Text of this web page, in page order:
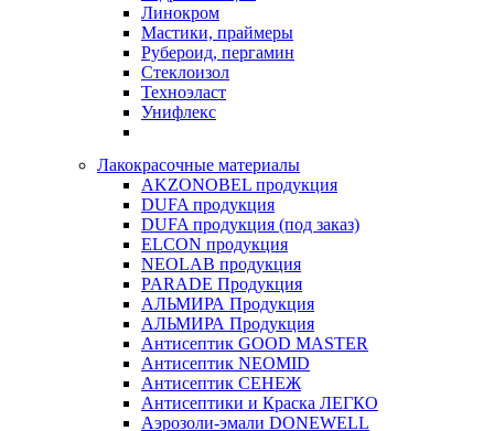
Линокром
Мастики, праймеры
Рубероид, пергамин
Стеклоизол
Техноэласт
Унифлекс
Лакокрасочные материалы
AKZONOBEL продукция
DUFA продукция
DUFA продукция (под заказ)
ELCON продукция
NEOLAB продукция
PARADE Продукция
АЛЬМИРА Продукция
АЛЬМИРА Продукция
Антисептик GOOD MASTER
Антисептик NEOMID
Антисептик СЕНЕЖ
Антисептики и Краска ЛЕГКО
Аэрозоли-эмали DONEWELL